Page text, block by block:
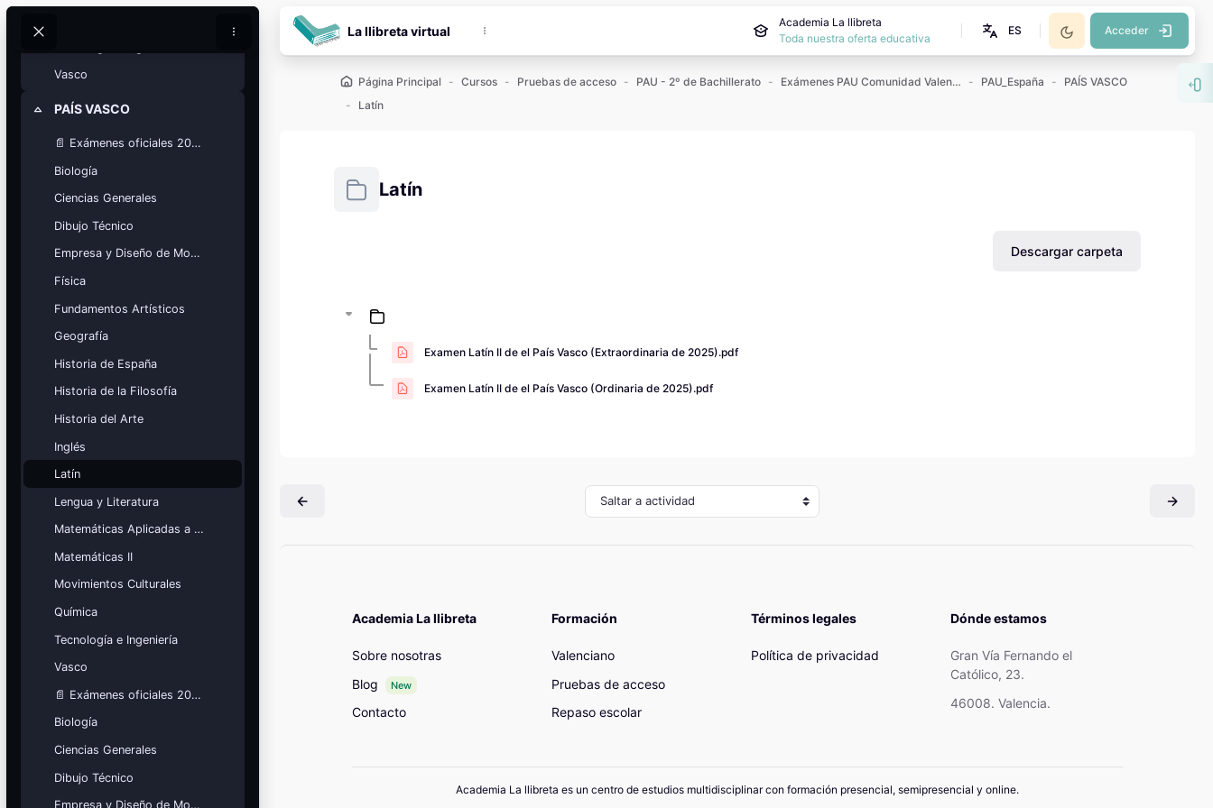
Buscar
BloquesCalendario
académico
Festivos, vacaciones y fechas
Ver calendario
Mis cursos
¡Nos GUSTA lo que hacemos y se
NOTA!
Bloques
Vasco
Colapsar
PAÍS VASCO
📄 Exámenes oficiales 2025
Biología
Ciencias Generales
Dibujo Técnico
Empresa y Diseño de Modelos de Negocio
Física
Fundamentos Artísticos
Geografía
Historia de España
Historia de la Filosofía
Historia del Arte
Inglés
Latín
Lengua y Literatura
Matemáticas Aplicadas a las Ciencias Sociales
Matemáticas II
Movimientos Culturales
Química
Tecnología e Ingeniería
Vasco
📄 Exámenes oficiales 2026
Biología
Ciencias Generales
Dibujo Técnico
Empresa y Diseño de Modelos de Negocio
La llibreta virtual
Academia La llibreta
Toda nuestra oferta educativa
ES Acceder
Página Principal Cursos Pruebas de acceso PAU - 2º de Bachillerato Exámenes PAU Comunidad Valenciana PAU_España
PAÍS VASCO
Latín
Latín
Descargar carpeta
Examen Latín II de el País Vasco (Extraordinaria de 2025).pdf
Examen Latín II de el País Vasco (Ordinaria de 2025).pdf
Saltar a actividad
Academia La llibreta
Sobre nosotras
Blog
New
Contacto
Formación
Valenciano
Pruebas de acceso
Repaso escolar
Términos legales
Política de privacidad
Dónde estamos
Gran Vía Fernando el
Católico, 23.
46008. Valencia.
Academia La llibreta es un centro de estudios multidisciplinar con formación presencial, semipresencial y online.